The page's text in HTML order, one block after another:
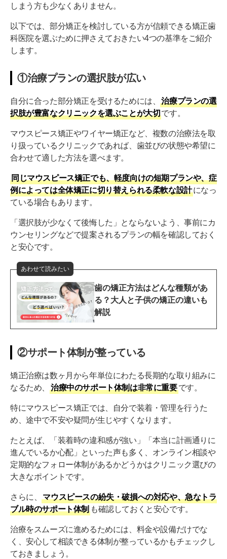
分
【恵比寿エリア】えびす矯正歯科：恵比寿駅南口から徒
歩2分
【五反田エリア】エムデンタルオフィス：JR五反田駅
駅徒歩2分
【表参道・外苑前エリア】表参道ヒカリデンタル矯正歯
【表参道・外苑前エリア】青山外苑矯正歯科：外苑前2b
出口より徒歩1分
【麻布十番エリア】UC矯正歯科クリニック麻布十番：
麻布十番駅2分
【池袋エリア】池袋キュア矯正歯科：池袋駅東口徒歩3
分
【虎ノ門エリア】Boston矯正歯科：東京メトロ銀座線
「虎ノ門」駅から徒歩4分
自分に合った部分矯正ができる東京のクリニックを
東京で部分矯正を検討しているならまずは無料診断
を！
しまう方も少なくありません。
以下では、部分矯正を検討している方が信頼できる矯正歯
科医院を選ぶために押さえておきたい4つの基準をご紹介
します。
①治療プランの選択肢が広い
自分に合った部分矯正を受けるためには、
治療プランの選
択肢が豊富なクリニックを選ぶことが大切 です。
マウスピース矯正やワイヤー矯正など、複数の治療法を取
り扱っているクリニックであれば、歯並びの状態や希望に
合わせて適した方法を選べます。
同じマウスピース矯正でも、軽度向けの短期プランや、症
例によっては全体矯正に切り替えられる柔軟な設計になっ
ている場合もあります。
「選択肢が少なくて後悔した」とならないよう、事前にカ
ウンセリングなどで提案されるプランの幅を確認しておく
と安心です。
あわせて読みたい
歯の矯正方法はどんな種類があ
る？大人と子供の矯正の違いも
解説
②サポート体制が整っている
矯正治療は数ヶ月から年単位にわたる長期的な取り組みに
なるため、
治療中のサポート体制は非常に重要です。
特にマウスピース矯正では、自分で装着・管理を行うた
め、途中で不安や疑問が生じやすくなります。
たとえば、「装着時の違和感が強い」「本当に計画通りに
進んでいるか心配」といった声も多く、オンライン相談や
定期的なフォロー体制があるかどうかはクリニック選びの
大きなポイントです。
さらに、
マウスピースの紛失・破損への対応や、急なトラ
ブル時のサポート体制 も確認しておくと安心です。
治療をスムーズに進めるためには、料金や設備だけでな
く、安心して相談できる体制が整っているかもチェックし
ておきましょう。